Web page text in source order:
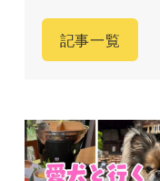
記事一覧